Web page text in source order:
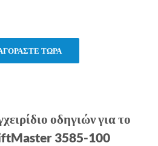
ΤΩΡΑ
οδηγιών για το
3585-100